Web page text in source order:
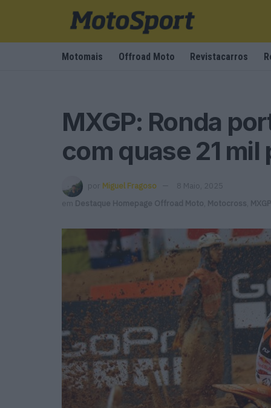
Motomais Offroad Moto Revistacarros
MXGP: Ronda
com quase 21
por Miguel Fragoso
8 Maio, 2025
em
Destaque Homepage Offroad Moto Motocross MXGP